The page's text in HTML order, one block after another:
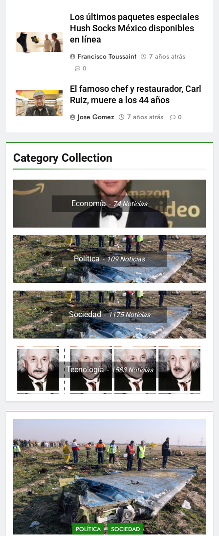
Los últimos paquetes especiales
Hush Socks México disponibles
en línea
Francisco Toussaint
7 años atrás
0
El famoso chef y restaurador, Carl
Ruiz, muere a los 44 años
Jose Gomez
7 años atrás 0
Category Collection
Economía 74Noticias
Política 109Noticias
Sociedad 1175Noticias
Tecnología 1583Noticias
POLÍTICA SOCIEDAD